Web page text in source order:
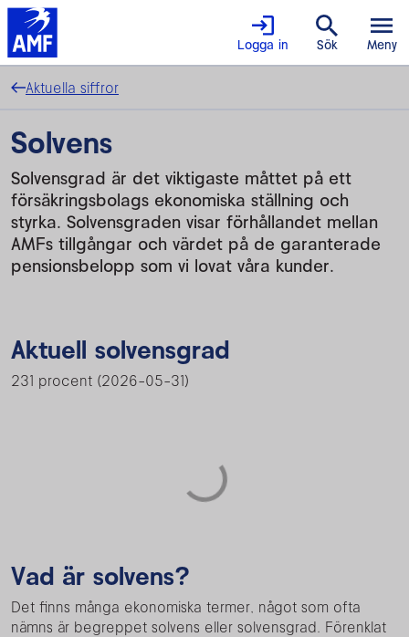
Logga in Sök Meny
Aktuella siffror
Solvens
Solvensgrad är det viktigaste måttet på ett
försäkringsbolags ekonomiska ställning och
styrka. Solvensgraden visar förhållandet mellan
AMFs tillgångar och värdet på de garanterade
pensionsbelopp som vi lovat våra kunder.
Aktuell solvensgrad
231 procent (2026-05-31)
Vad är solvens?
Det finns många ekonomiska termer, något som ofta
nämns är begreppet solvens eller solvensgrad. Förenklat